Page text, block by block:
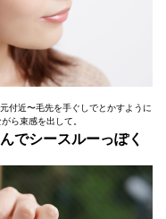
付近〜毛先を手ぐしでとかすように
ら束感を出して。
でシースルーっぽく